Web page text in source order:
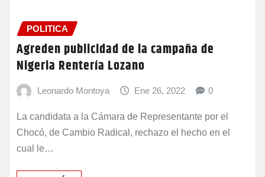
POLITICA
Agreden publicidad de la campaña de
Nigeria Rentería Lozano
Leonardo Montoya Ene 26, 2022 0
La candidata a la Cámara de Representante por el
Chocó, de Cambio Radical, rechazo el hecho en el
cual le…